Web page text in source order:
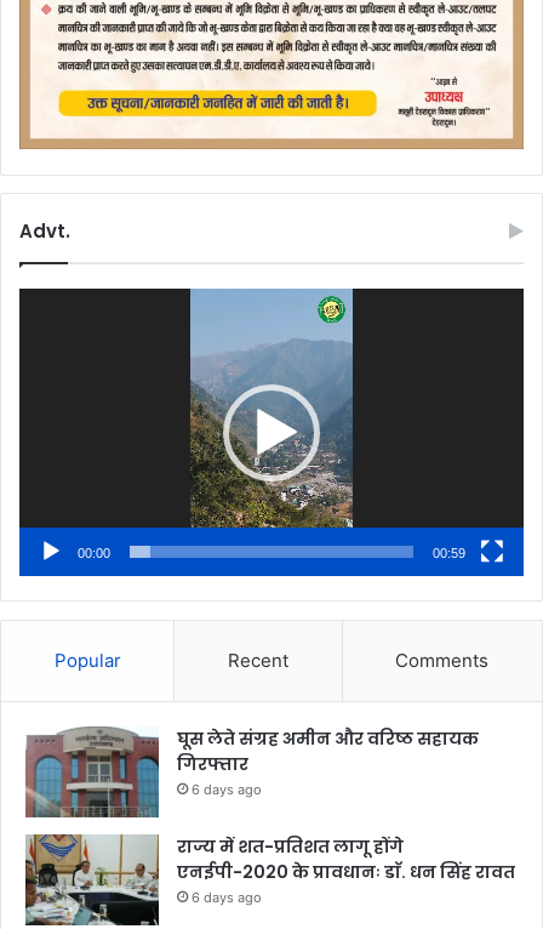
Advt.
00:00 00:59
Popular Recent Comments
घूस लेते संग्रह अमीन और वरिष्ठ सहायक
गिरफ्तार
6 days ago
राज्य में शत-प्रतिशत लागू होंगे
एनईपी-2020 के प्रावधानः डाॅ. धन सिंह रावत
6 days ago